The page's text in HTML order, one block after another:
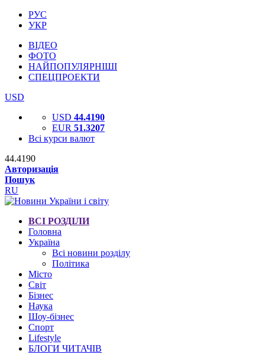
РУС
УКР
ВІДЕО
ФОТО
НАЙПОПУЛЯРНІШІ
СПЕЦПРОЕКТИ
USD
USD 44.4190
EUR 51.3207
Всі курси валют
44.4190
Авторизація
Пошук
RU
ВСІ РОЗДІЛИ
Головна
Україна
Всі новини розділу
Політика
Місто
Світ
Бізнес
Наука
Шоу-бізнес
Спорт
Lifestyle
БЛОГИ ЧИТАЧІВ